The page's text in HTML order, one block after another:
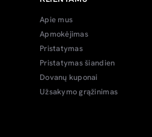
Apie mus
Apmokėjimas
Pristatymas
Pristatymas šiandien
Dovanų kuponai
Užsakymo grąžinimas